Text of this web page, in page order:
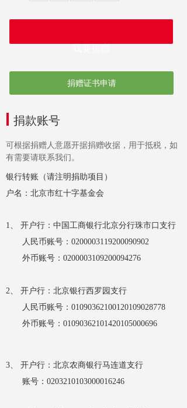
捐赠证书申请
捐款账号
可根据捐赠人意愿开据捐赠收据，用于抵税，如
有需要请联系我们。
银行转账（请注明捐助项目）
户名：北京市红十字基金会
1、 开户行：中国工商银行北京分行珠市口支行
人民币账号：0200003119200090902
外币账号：0200003109200094276
2、 开户行：北京银行西罗园支行
人民币账号：01090362100120109028778
外币账号： 01090362101420105000696
3、 开户行：北京农商银行马连道支行
账号： 0203210103000016246